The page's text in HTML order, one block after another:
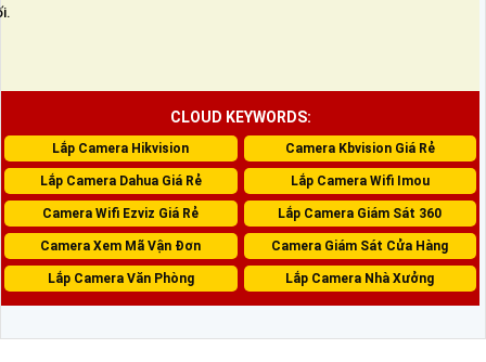
CLOUD KEYWORDS:
Lắp Camera Hikvision Camera Kbvision Giá Rẻ
Lắp Camera Dahua Giá Rẻ Lắp Camera Wifi Imou
Camera Wifi Ezviz Giá Rẻ Lắp Camera Giám Sát 360
Camera Xem Mã Vận Đơn Camera Giám Sát Cửa Hàng
Lắp Camera Văn Phòng Lắp Camera Nhà Xưởng